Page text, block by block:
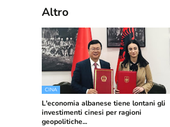
Altro
CINA
L'economia albanese tiene lontani gli
investimenti cinesi per ragioni
geopolitiche...